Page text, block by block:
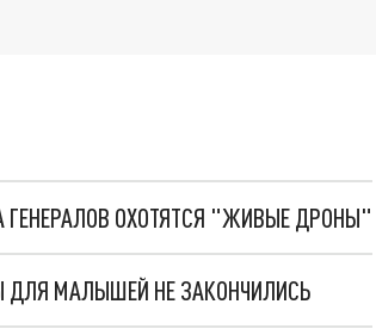
ГЕНЕРАЛОВ ОХОТЯТСЯ "ЖИВЫЕ ДРОНЫ"
ДЛЯ МАЛЫШЕЙ НЕ ЗАКОНЧИЛИСЬ